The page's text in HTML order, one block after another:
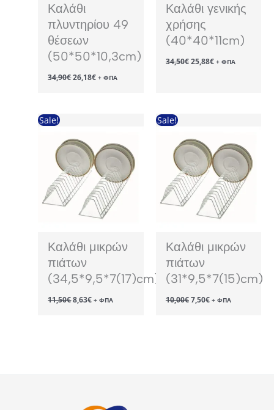
Καλάθι
πλυντηρίου 49
θέσεων
(50*50*10,3cm)
34,90€Original
price
26,18€Η+ ΦΠΑ
Καλάθι γενικής
χρήσης
(40*40*11cm)
34,50€Original
price
25,88€Η+ ΦΠΑ
Sale!
Καλάθι μικρών
πιάτων
(34,5*9,5*7(17)cm)
11,50€Original
price
8,63€Η+ ΦΠΑ
Sale!
Καλάθι μικρών
πιάτων
(31*9,5*7(15)cm)
10,00€Original
price
7,50€Η+ ΦΠΑ